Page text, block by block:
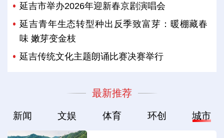
延吉市举办2026年迎新春京剧演唱会
延吉青年生态转型种出反季致富芽：暖棚藏春
味 嫩芽变金枝
延吉传统文化主题朗诵比赛决赛举行
最新推荐
新闻 文娱 体育 环创 城市